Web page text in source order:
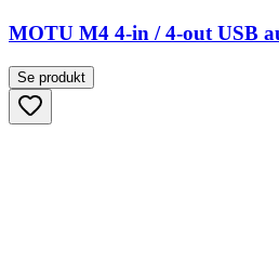
MOTU M4 4-in / 4-out USB
Se produkt